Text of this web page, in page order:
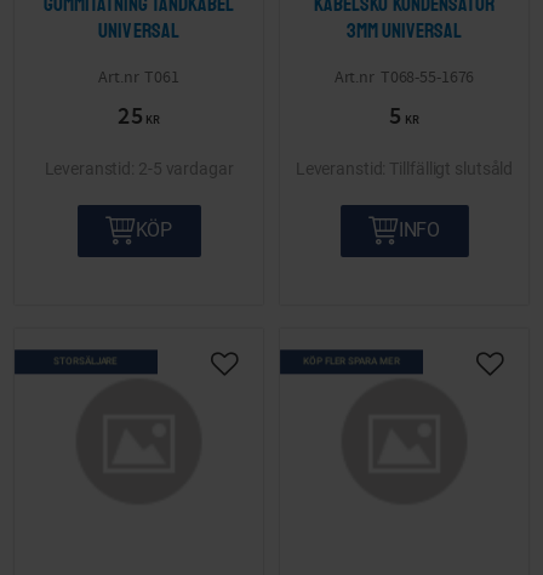
Universal
T061
25 KR
2-5 vardagar
KÖP
3mm Universal
T068-55-1676
5 KR
Tillfälligt slutsåld
INFO
STORSÄLJARE
Lägg till i önskelista
KÖP FLER SPARA MER
Lägg